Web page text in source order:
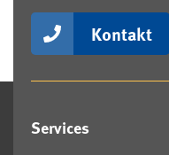
Kontakt
Services